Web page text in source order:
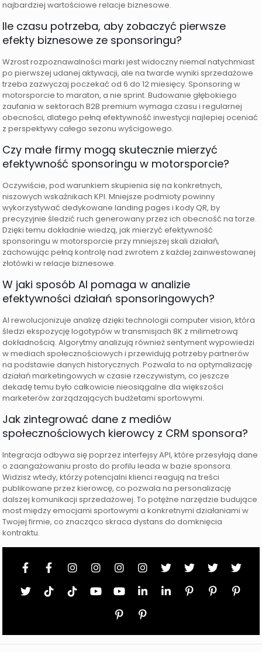
najbardziej wartościowe relacje biznesowe.
Ile czasu potrzeba, aby zobaczyć pierwsze
efekty biznesowe ze sponsoringu?
Wzrost rozpoznawalności marki jest widoczny niemal natychmiast
po pierwszej udanej aktywacji, ale na twarde wyniki sprzedażowe
trzeba zazwyczaj poczekać od 6 do 12 miesięcy. Sponsoring w
motorsporcie to maraton, a nie sprint. Budowanie głębokiego
zaufania w sektorach B2B premium wymaga czasu i regularnej
obecności, dlatego pełną efektywność inwestycji najlepiej oceniać
z perspektywy całego sezonu wyścigowego.
Czy małe firmy mogą skutecznie mierzyć
efektywność sponsoringu w motorsporcie?
Oczywiście, pod warunkiem skupienia się na konkretnych,
niszowych wskaźnikach KPI. Mniejsze podmioty powinny
wykorzystywać dedykowane landing pages i kody QR, by
precyzyjnie śledzić ruch generowany przez ich obecność na torze.
Dzięki temu dokładnie wiedzą, jak mierzyć efektywność
sponsoringu w motorsporcie przy mniejszej skali działań,
zachowując pełną kontrolę nad zwrotem z każdej zainwestowanej
złotówki w relacje biznesowe.
W jaki sposób AI pomaga w analizie
efektywności działań sponsoringowych?
AI rewolucjonizuje analizę dzięki technologii computer vision, która
śledzi ekspozycję logotypów w transmisjach 8K z milimetrową
dokładnością. Algorytmy analizują również sentyment wypowiedzi
w mediach społecznościowych i przewidują potrzeby partnerów
na podstawie danych historycznych. Pozwala to na optymalizację
działań marketingowych w czasie rzeczywistym, co jeszcze
dekadę temu było całkowicie nieosiągalne dla większości
marketerów zarządzających budżetami sportowymi.
Jak zintegrować dane z mediów
społecznościowych kierowcy z CRM sponsora?
Integracja odbywa się poprzez interfejsy API, które przesyłają dane
o zaangażowaniu prosto do profilu leada w bazie sponsora.
Widzisz wtedy, którzy potencjalni klienci reagują na treści
publikowane przez kierowcę, co pozwala na personalizację
dalszej komunikacji sprzedażowej. To potężne narzędzie budujące
most między emocjami sportowymi a konkretnymi działaniami w
Twojej firmie, co znacząco skraca dystans do domknięcia
kontraktu.